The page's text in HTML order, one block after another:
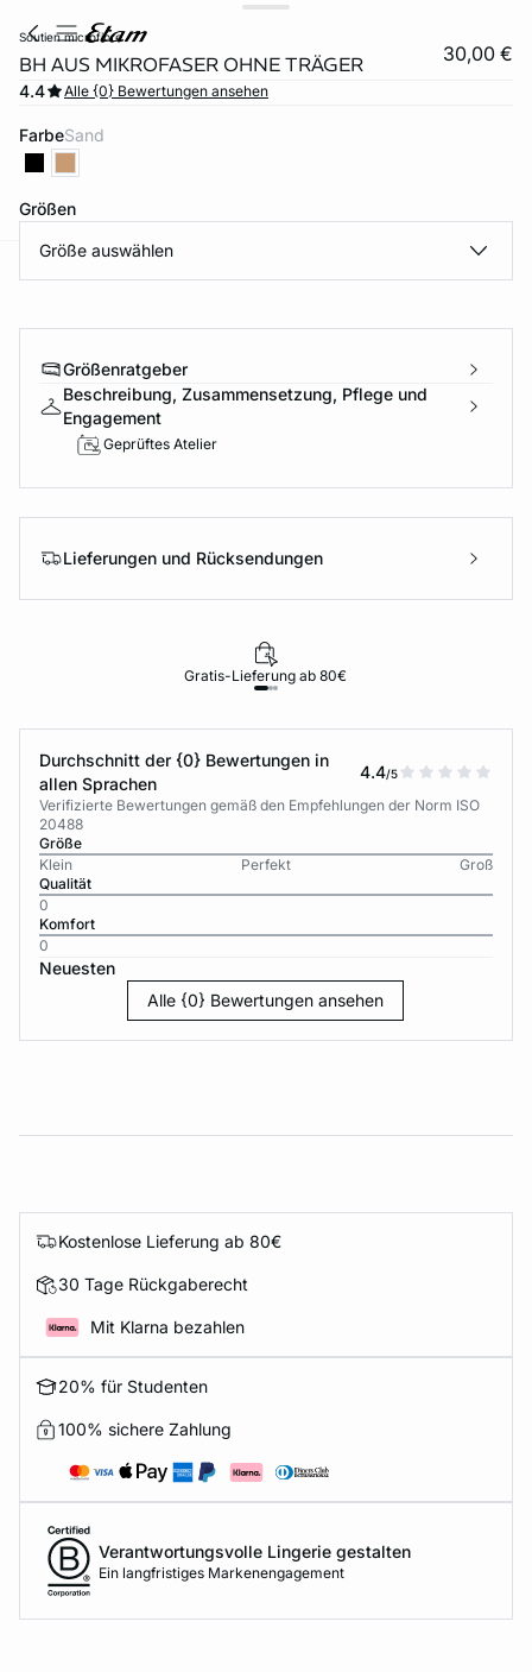
soutien microfibre
BH AUS MIKROFASER OHNE TRÄGER 30,00 €
4.4 Alle {0} Bewertungen ansehen
Farbe sand
Größen
Größe auswählen
Größenratgeber
Beschreibung, Zusammensetzung, Pflege und
Engagement
Geprüftes Atelier
Lieferungen und Rücksendungen
Gratis-Lieferung ab 80€
Durchschnitt der {0} Bewertungen in
allen Sprachen
4.4/5
Verifizierte Bewertungen gemäß den Empfehlungen der Norm ISO
20488
Größe
Klein
Perfekt
Groß
Qualität
0
Komfort
0
Neuesten
Alle {0} Bewertungen ansehen
Kostenlose Lieferung ab 80€
30 Tage Rückgaberecht
Mit Klarna bezahlen
20% für Studenten
100% sichere Zahlung
Verantwortungsvolle Lingerie gestalten
Ein langfristiges Markenengagement